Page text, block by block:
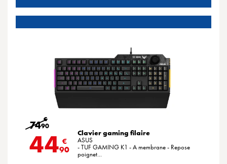
74 €
90
44 €
90
Clavier gaming filaire
ASUS
- TUF GAMING K1 - A membrane - Repose
poignet...